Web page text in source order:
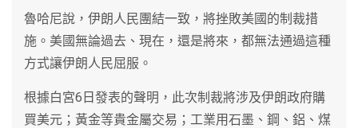
魯哈尼說，伊朗人民團結一致，將挫敗美國的制裁措
施。美國無論過去、現在，還是將來，都無法通過這種
方式讓伊朗人民屈服。
根據白宮6日發表的聲明，此次制裁將涉及伊朗政府購
買美元；黃金等貴金屬交易；工業用石墨、鋼、鋁、煤